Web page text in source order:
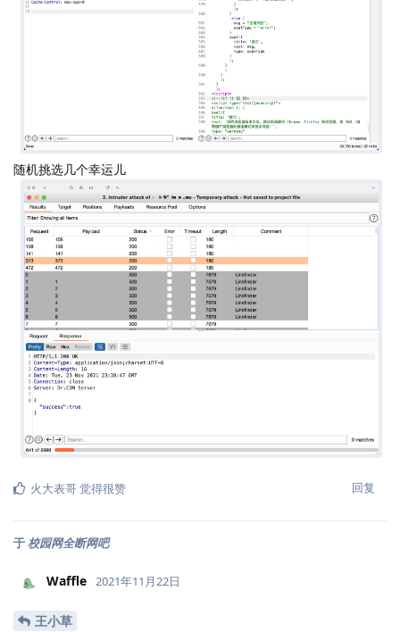
随机挑选几个幸运儿
回复
火大表哥觉得很赞
于校园网全断网吧
Waffle 2021年11月22日
王小草